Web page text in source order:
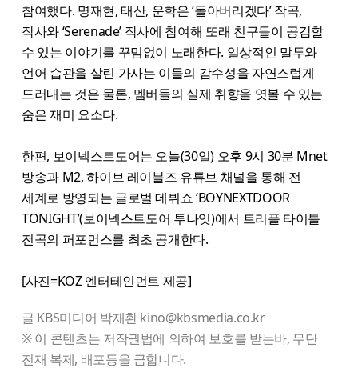
참여했다. 명재현, 태산, 운학은 ‘돌아버리겠다’ 작곡,
작사와 ‘Serenade’ 작사에 참여해 또래 친구들이 공감할
수 있는 이야기를 꾸밈없이 노래한다. 일상적인 말투와
언어 습관을 살린 가사는 이들의 감수성을 자연스럽게
드러내는 것은 물론, 멤버들의 실제 취향을 엿볼 수 있는
숨은 재미 요소다.
한편, 보이넥스트도어는 오늘(30일) 오후 9시 30분 Mnet
방송과 M2, 하이브 레이블즈 유튜브 채널을 통해 전
세계로 방영되는 글로벌 데뷔쇼 ‘BOYNEXTDOOR
TONIGHT’(보이넥스트도어 투나잇)에서 트리플 타이틀
전곡의 퍼포먼스를 최초 공개한다.
[사진=KOZ 엔터테인먼트 제공]
글 KBS미디어 박재환 kino@kbsmedia.co.kr
※ 이 콘텐츠는 저작권법에 의하여 보호를 받는바, 무단
전재 복제, 배포등을 금합니다.